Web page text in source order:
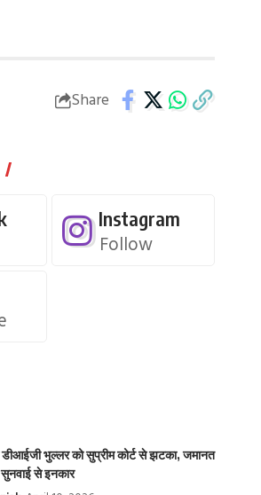
Share
Instagram
Follow
डीआईजी भुल्लर को सुप्रीम कोर्ट से झटका, जमानत
से इनकार